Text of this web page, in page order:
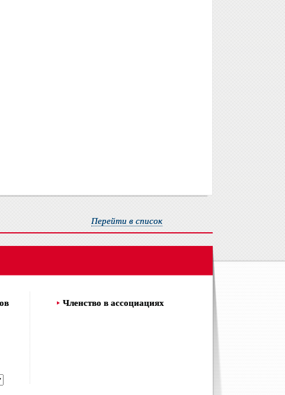
Перейти в список
Членство в ассоциациях